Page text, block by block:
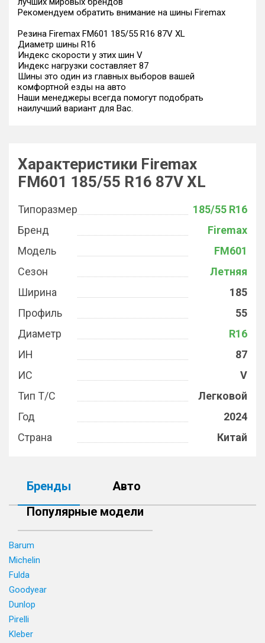
Рекомендуем обратить внимание на шины Firemax
Резина Firemax FM601 185/55 R16 87V XL
Диаметр шины R16
Индекс скорости у этих шин V
Индекс нагрузки составляет 87
Шины это один из главных выборов вашей
комфортной езды на авто
Наши менеджеры всегда помогут подобрать
наилучший вариант для Вас.
Характеристики Firemax
FM601 185/55 R16 87V XL
Типоразмер
185/55 R16
Бренд
Firemax
Модель
FM601
Сезон
Летняя
Ширина
185
Профиль
55
Диаметр
R16
ИН
87
ИС
V
Тип Т/С
Легковой
Год
2024
Страна
Китай
Бренды
Авто
Популярные модели
Barum
Michelin
Fulda
Goodyear
Dunlop
Pirelli
Kleber